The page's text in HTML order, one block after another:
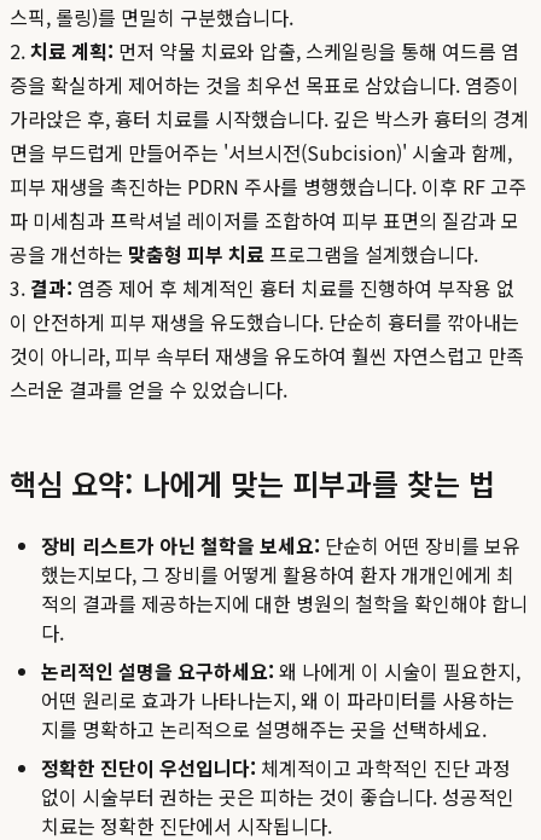
스픽, 롤링)를 면밀히 구분했습니다.
2.치료 계획: 먼저 약물 치료와 압출, 스케일링을 통해 여드름 염
증을 확실하게 제어하는 것을 최우선 목표로 삼았습니다. 염증이
가라앉은 후, 흉터 치료를 시작했습니다. 깊은 박스카 흉터의 경계
면을 부드럽게 만들어주는 '서브시전(Subcision)' 시술과 함께,
피부 재생을 촉진하는 PDRN 주사를 병행했습니다. 이후 RF 고주
파 미세침과 프락셔널 레이저를 조합하여 피부 표면의 질감과 모
공을 개선하는 맞춤형 피부 치료프로그램을 설계했습니다.
3. 결과: 염증 제어 후 체계적인 흉터 치료를 진행하여 부작용 없
이 안전하게 피부 재생을 유도했습니다. 단순히 흉터를 깎아내는
것이 아니라, 피부 속부터 재생을 유도하여 훨씬 자연스럽고 만족
스러운 결과를 얻을 수 있었습니다.
핵심 요약: 나에게 맞는 피부과를 찾는 법
장비 리스트가 아닌 철학을 보세요: 단순히 어떤 장비를 보유
했는지보다, 그 장비를 어떻게 활용하여 환자 개개인에게 최
적의 결과를 제공하는지에 대한 병원의 철학을 확인해야 합니
다.
논리적인 설명을 요구하세요: 왜 나에게 이 시술이 필요한지,
어떤 원리로 효과가 나타나는지, 왜 이 파라미터를 사용하는
지를 명확하고 논리적으로 설명해주는 곳을 선택하세요.
정확한 진단이 우선입니다: 체계적이고 과학적인 진단 과정
없이 시술부터 권하는 곳은 피하는 것이 좋습니다. 성공적인
치료는 정확한 진단에서 시작됩니다.